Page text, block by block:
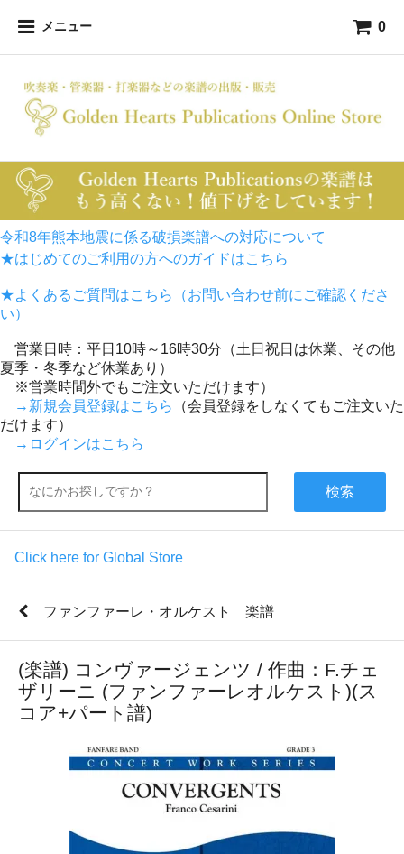
メニュー 0
令和8年熊本地震に係る破損楽譜への対応について
★はじめてのご利用の方へのガイドはこちら
★よくあるご質問はこちら（お問い合わせ前にご確認くださ
い）
営業日時：平日10時～16時30分（土日祝日は休業、その他
夏季・冬季など休業あり）
※営業時間外でもご注文いただけます）
→新規会員登録はこちら
（会員登録をしなくてもご注文いた
だけます）
→ログインはこちら
検索
Click here for Global Store
ファンファーレ・オルケスト 楽譜
(楽譜) コンヴァージェンツ / 作曲：F.チェ
ザリーニ (ファンファーレオルケスト)(ス
コア+パート譜)